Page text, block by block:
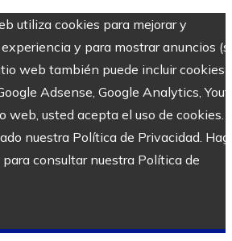
utiliza cookies para mejorar y
y para mostrar anuncios
web también puede incluir cookies
Adsense, Google Analytics,
web, usted acepta el uso de cookies.
nuestra Política de Privacidad.
consultar nuestra Política de